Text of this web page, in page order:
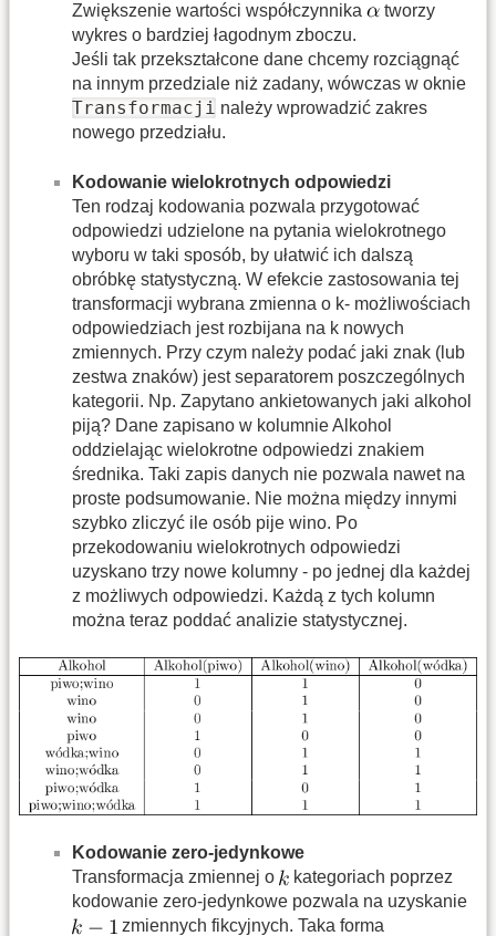
Zwiększenie wartości współczynnika
tworzy
wykres o bardziej łagodnym zboczu.
Jeśli tak przekształcone dane chcemy rozciągnąć
na innym przedziale niż zadany, wówczas w oknie
Transformacji należy wprowadzić zakres
nowego przedziału.
Kodowanie wielokrotnych odpowiedzi
Ten rodzaj kodowania pozwala przygotować
odpowiedzi udzielone na pytania wielokrotnego
wyboru w taki sposób, by ułatwić ich dalszą
obróbkę statystyczną. W efekcie zastosowania tej
transformacji wybrana zmienna o k- możliwościach
odpowiedziach jest rozbijana na k nowych
zmiennych. Przy czym należy podać jaki znak (lub
zestwa znaków) jest separatorem poszczególnych
kategorii. Np. Zapytano ankietowanych jaki alkohol
piją? Dane zapisano w kolumnie Alkohol
oddzielając wielokrotne odpowiedzi znakiem
średnika. Taki zapis danych nie pozwala nawet na
proste podsumowanie. Nie można między innymi
szybko zliczyć ile osób pije wino. Po
przekodowaniu wielokrotnych odpowiedzi
uzyskano trzy nowe kolumny - po jednej dla każdej
z możliwych odpowiedzi. Każdą z tych kolumn
można teraz poddać analizie statystycznej.
Kodowanie zero-jedynkowe
Transformacja zmiennej o
kategoriach poprzez
kodowanie zero-jedynkowe pozwala na uzyskanie
zmiennych fikcyjnych. Taka forma